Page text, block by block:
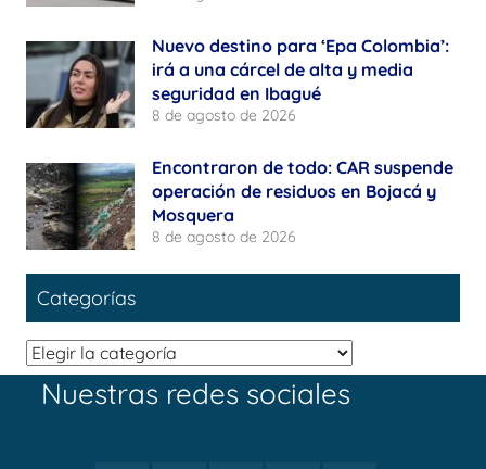
Nuevo destino para ‘Epa Colombia’:
irá a una cárcel de alta y media
seguridad en Ibagué
8 de agosto de 2026
Encontraron de todo: CAR suspende
operación de residuos en Bojacá y
Mosquera
8 de agosto de 2026
Categorías
Categorías
Nuestras redes sociales